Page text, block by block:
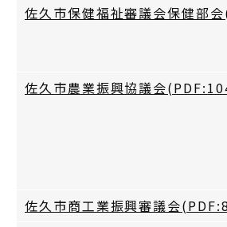
佐久市保健福祉審議会保健部
佐久市農業振興協議会
佐久市商工業振興審議会